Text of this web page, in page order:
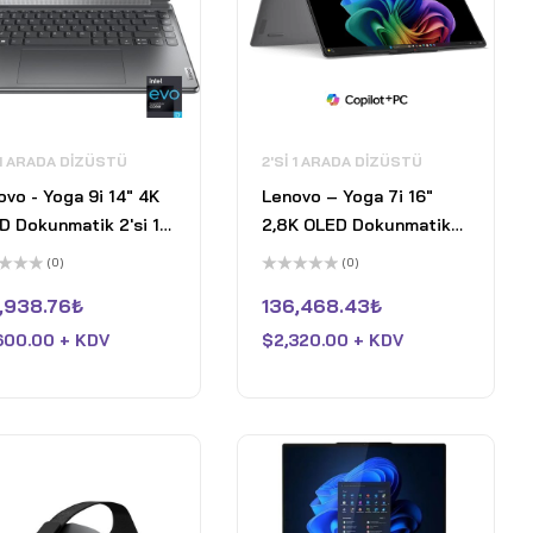
ARADA DIZÜSTÜ
- Yoga 9i 14" 4K
Dokunmatik 2'si 1
Dizüstü Bilgisayar
- Core i7-
- 16GB RAM - 1TB
(0)
₺
+ KDV
2'SI 1 ARADA DIZÜSTÜ
Lenovo – Yoga 7i 16"
2,8K OLED Dokunmatik
2'si 1 Arada Dizüstü
Ultra 7 258V - 32 GB
RAM - Intel Arc - 1 TB
üzerinden
0
aldı
(0)
136,468.43₺
$2,320.00 + KDV